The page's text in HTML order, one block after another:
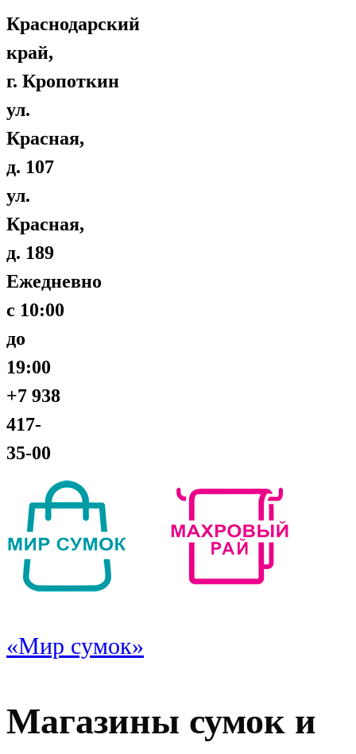
Краснодарский
край,
г. Кропоткин
ул.
Красная,
д. 107
ул.
Красная,
д. 189
Ежедневно
с 10:00
до
19:00
+7 938
417-
35-00
«Мир сумок»
Магазины сумок и